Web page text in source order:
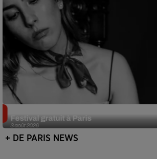
3 août 2026
Festival gratuit à Paris
+ DE PARIS NEWS